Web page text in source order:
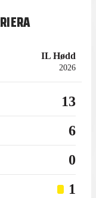
IL Hødd
2026
13
6
0
1